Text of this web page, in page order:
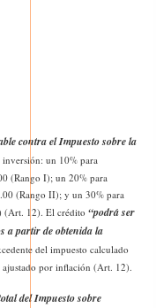
contra el Impuesto sobre la
un 10% para
(Rango I); un 20% para
(Rango II); y un 30% para
(Art. 12). El crédito “podrá ser
a partir de obtenida la
del impuesto calculado
ajustado por inflación (Art. 12).
del Impuesto sobre